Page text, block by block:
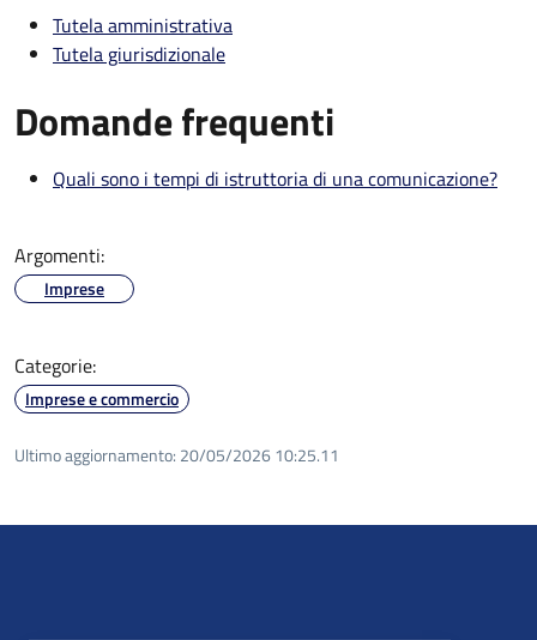
Tutela amministrativa
Tutela giurisdizionale
Domande frequenti
Quali sono i tempi di istruttoria di una comunicazione?
Argomenti:
Imprese
Categorie:
Imprese e commercio
Ultimo aggiornamento: 20/05/2026 10:25.11